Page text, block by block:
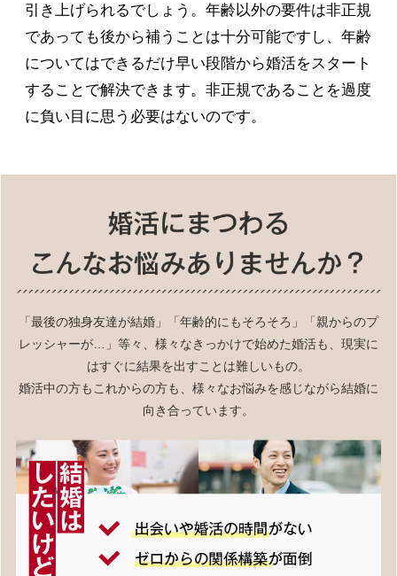
引き上げられるでしょう。年齢以外の要件は非正規
であっても後から補うことは十分可能ですし、年齢
についてはできるだけ早い段階から婚活をスタート
することで解決できます。非正規であることを過度
に負い目に思う必要はないのです。
「最後の独身友達が結婚」「年齢的にもそろそろ」「親からのプ
レッシャーが…」等々、様々なきっかけで始めた婚活も、現実に
はすぐに結果を出すことは難しいもの。
婚活中の方もこれからの方も、様々なお悩みを感じながら結婚に
向き合っています。